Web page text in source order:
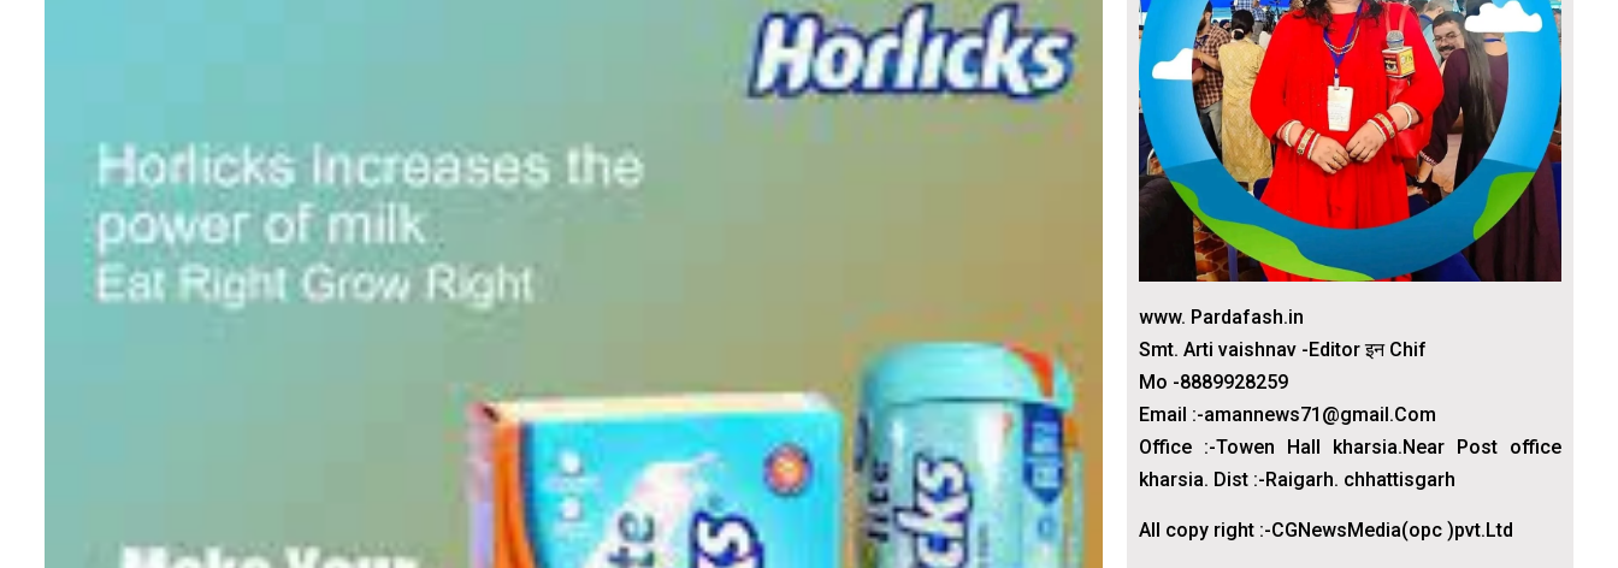
www. Pardafash.in
Smt. Arti vaishnav -Editor इन Chif
Mo -8889928259
Email :-amannews71@gmail.Com
Office :-Towen Hall kharsia.Near Post office
kharsia. Dist :-Raigarh. chhattisgarh
All copy right :-CGNewsMedia(opc )pvt.Ltd